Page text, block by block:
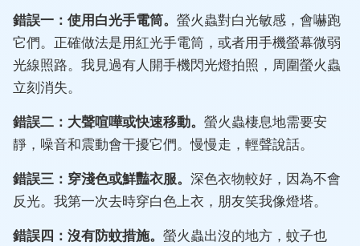
錯誤一：使用白光手電筒。 螢火蟲對白光敏感，會嚇跑
它們。正確做法是用紅光手電筒，或者用手機螢幕微弱
光線照路。我見過有人開手機閃光燈拍照，周圍螢火蟲
立刻消失。
錯誤二：大聲喧嘩或快速移動。 螢火蟲棲息地需要安
靜，噪音和震動會干擾它們。慢慢走，輕聲說話。
錯誤三：穿淺色或鮮豔衣服。 深色衣物較好，因為不會
反光。我第一次去時穿白色上衣，朋友笑我像燈塔。
錯誤四：沒有防蚊措施。 螢火蟲出沒的地方，蚊子也